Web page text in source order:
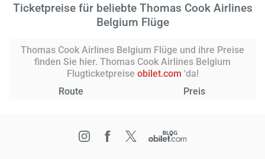
Ticketpreise für beliebte Thomas Cook Airlines
Belgium Flüge
Thomas Cook Airlines Belgium Flüge und ihre Preise
finden Sie hier. Thomas Cook Airlines Belgium
Flugticketpreise obilet.com 'da!
Route
Preis